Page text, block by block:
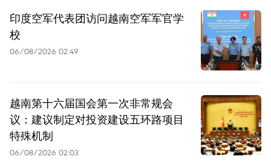
印度空军代表团访问越南空军军官学
校
06/08/2026 02:49
越南第十六届国会第一次非常规会
议：建议制定对投资建设五环路项目
特殊机制
06/08/2026 02:03